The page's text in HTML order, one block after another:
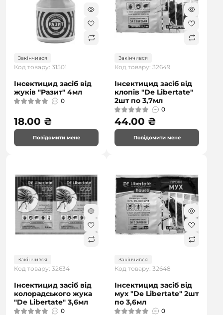
Закінчився
Код товару: 31501
Інсектицид засіб від
жуків "Разит" 4мл
0
18.00 ₴
Повідомити мене
Закінчився
Код товару: 32649
Інсектицид засіб від
клопів "De Libertate"
2шт по 3,7мл
0
44.00 ₴
Повідомити мене
Закінчився
Код товару: 32634
Інсектицид засіб від
колорадського жука
"De Libertate" 3,6мл
0
Закінчився
Код товару: 32648
Інсектицид засіб від
мух "De Libertate" 2шт
по 3,6мл
0